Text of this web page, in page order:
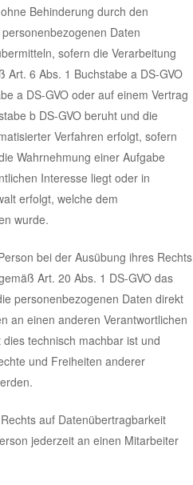
Behinderung durch den
Daten
sofern die Verarbeitung
Art. 6 Abs. 1 Buchstabe a DS-GVO
a DS-GVO oder auf einem Vertrag
b DS-GVO beruht und die
Verfahren erfolgt, sofern
Wahrnehmung einer Aufgabe
Interesse liegt oder in
erfolgt, welche dem
wurde.
bei der Ausübung ihres Rechts
Art. 20 Abs. 1 DS-GVO das
personenbezogenen Daten direkt
an einen anderen Verantwortlichen
technisch machbar ist und
und Freiheiten anderer
auf Datenübertragbarkeit
jederzeit an einen Mitarbeiter